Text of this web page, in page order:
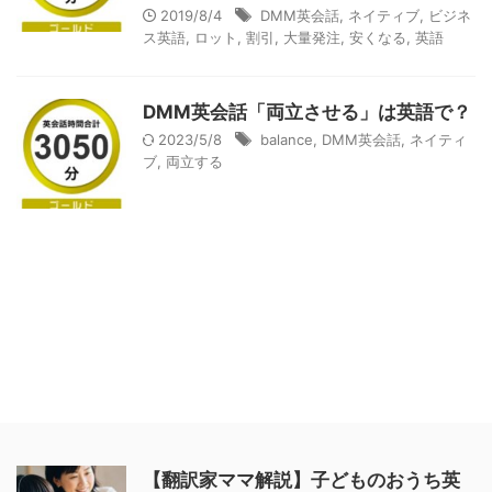
2019/8/4 DMM英会話 ネイティブ
ビジネ
ス英語
ロット 割引 大量発注 安くなる 英語
DMM英会話「両立させる」は英語で？
2023/5/8 balance DMM英会話 ネイティ
ブ 両立する
【翻訳家ママ解説】子どものおうち英